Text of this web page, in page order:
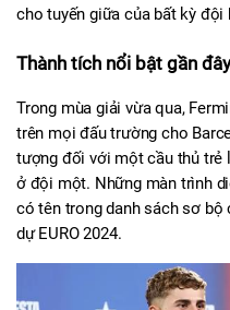
cho tuyến giữa của bất kỳ đội
Thành tích nổi bật gần đây
Trong mùa giải vừa qua,
trên mọi đấu trường cho
tượng đối với một cầu thủ trẻ
ở đội một. Những màn trình
có tên trong danh sách sơ bộ
dự EURO 2024.